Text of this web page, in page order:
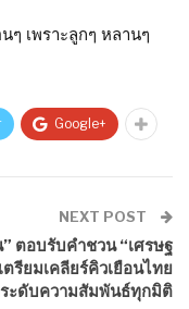
ๆ เพราะลูกๆ หลานๆ
Google+
NEXT POST
ตอบรับคำชวน “เศรษฐ
ตรียมเคลียร์คิวเยือนไทย
ะดับความสัมพันธ์ทุกมิติ